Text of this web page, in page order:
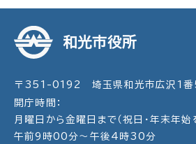
和光市役所
〒351-0192 埼玉県和光市広沢1番
開庁時間：
月曜日から金曜日まで（祝日・年末年始
午前9時00分～午後4時30分